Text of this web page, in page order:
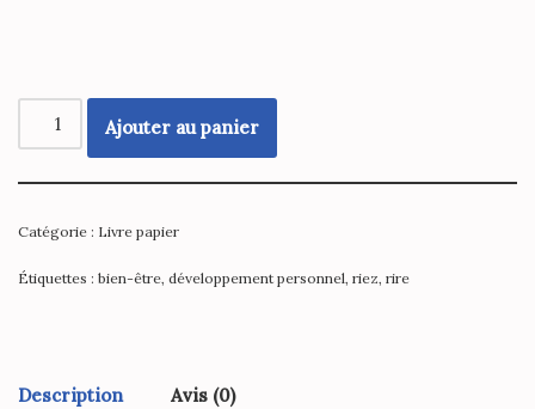
Ajouter au panier
Catégorie : Livre papier
Étiquettes : bien-être, développement personnel, riez, rire
Description Avis (0)